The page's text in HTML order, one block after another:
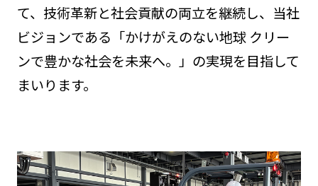
て、技術革新と社会貢献の両立を継続し、当社
ビジョンである「かけがえのない地球 クリー
ンで豊かな社会を未来へ。」の実現を目指して
まいります。